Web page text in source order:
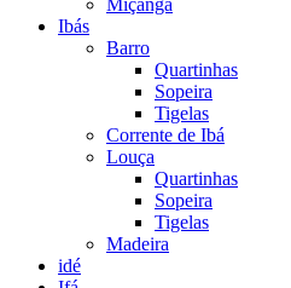
Miçanga
Ibás
Barro
Quartinhas
Sopeira
Tigelas
Corrente de Ibá
Louça
Quartinhas
Sopeira
Tigelas
Madeira
idé